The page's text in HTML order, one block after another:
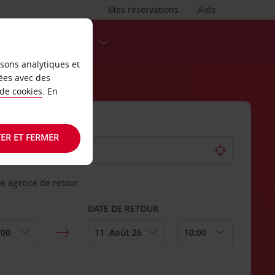
Aide
Mes réservations
agence de retour
DATE DE RETOUR
analytiques et
avec des
cookies. En
ET FERMER